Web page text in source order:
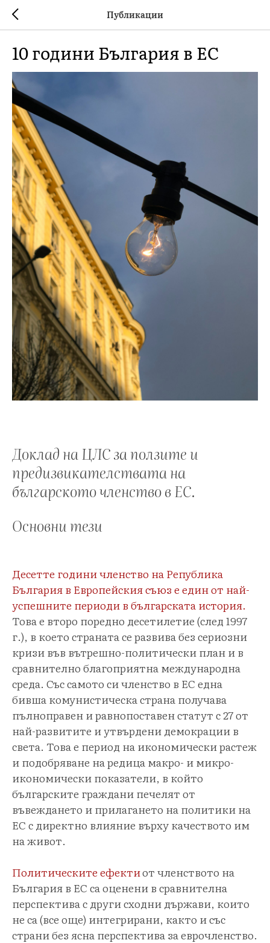
Публикации
10 години България в ЕС
Доклад на ЦЛС за ползите и
предизвикателствата на
българското членство в ЕС.
Основни тези
Десетте години членство на Република
България в Европейския съюз е един от най-
успешните периоди в българската история.
Това е второ поредно десетилетие (след 1997
г.), в което страната се развива без сериозни
кризи във вътрешно-политически план и в
сравнително благоприятна международна
среда. Със самото си членство в ЕС една
бивша комунистическа страна получава
пълноправен и равнопоставен статут с 27 от
най-развитите и утвърдени демокрации в
света. Това е период на икономически растеж
и подобряване на редица макро- и микро-
икономически показатели, в който
българските граждани печелят от
въвеждането и прилагането на политики на
ЕС с директно влияние върху качеството им
на живот.
Политическите ефектиот членството на
България в ЕС са оценени в сравнителна
перспектива с други сходни държави, които
не са (все още) интегрирани, както и със
страни без ясна перспектива за еврочленство.